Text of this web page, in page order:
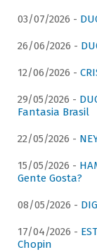
03/07/2026 -
26/06/2026 -
12/06/2026 -
29/05/2026 -
Fantasia Brasil
22/05/2026 -
15/05/2026 -
Gente Gosta?
08/05/2026 -
17/04/2026 -
Chopin